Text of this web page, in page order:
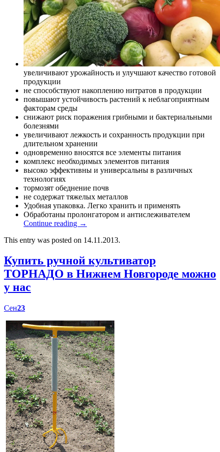
увеличивают урожайность и улучшают качество готовой
продукции
не способствуют накоплению нитратов в продукции
повышают устойчивость растений к неблагоприятным
факторам среды
снижают риск поражения грибными и бактериальными
болезнями
увеличивают лежкость и сохранность продукции при
длительном хранении
одновременно вносятся все элементы питания
комплекс необходимых элементов питания
высоко эффективны и универсальны в различных
технологиях
тормозят обеднение почв
не содержат тяжелых металлов
Удобная упаковка. Легко хранить и применять
Обработаны пролонгатором и антислеживателем
Continue reading →
This entry was posted on 14.11.2013.
Купить ручной культиватор
ТОРНАДО в Нижнем Новгороде можно
у нас
Сен23